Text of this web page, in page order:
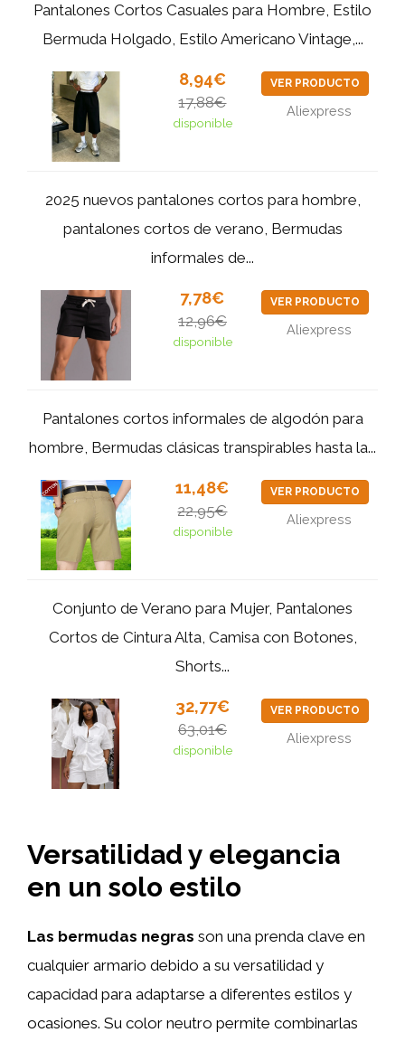
Pantalones Cortos Casuales para Hombre, Estilo
Bermuda Holgado, Estilo Americano Vintage,...
8,94€
17,88€
disponible
VER PRODUCTO
Aliexpress
2025 nuevos pantalones cortos para hombre,
pantalones cortos de verano, Bermudas
informales de...
7,78€
12,96€
disponible
VER PRODUCTO
Aliexpress
Pantalones cortos informales de algodón para
hombre, Bermudas clásicas transpirables hasta la...
11,48€
22,95€
disponible
VER PRODUCTO
Aliexpress
Conjunto de Verano para Mujer, Pantalones
Cortos de Cintura Alta, Camisa con Botones,
Shorts...
32,77€
63,01€
disponible
VER PRODUCTO
Aliexpress
Versatilidad y elegancia
en un solo estilo
Las bermudas negras son una prenda clave en
cualquier armario debido a su versatilidad y
capacidad para adaptarse a diferentes estilos y
ocasiones. Su color neutro permite combinarlas